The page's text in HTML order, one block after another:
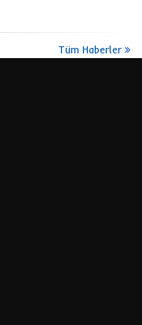
Tüm Haberler